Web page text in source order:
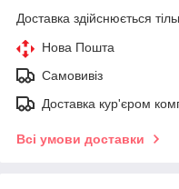
Доставка здійснюється
Нова Пошта
Самовивіз
Доставка кур'єром
Всі умови доставки